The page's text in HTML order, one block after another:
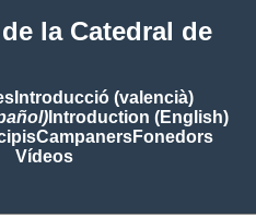
la Catedral de
Introducció (valencià)
Introduction (English)
CampanersFonedors
Vídeos